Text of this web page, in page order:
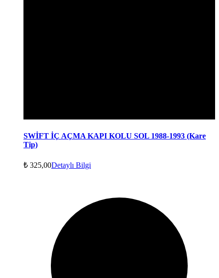
SWİFT İÇ AÇMA KAPI KOLU SOL 1988-1993 (Kare
Tip)
₺ 325,00Detaylı Bilgi